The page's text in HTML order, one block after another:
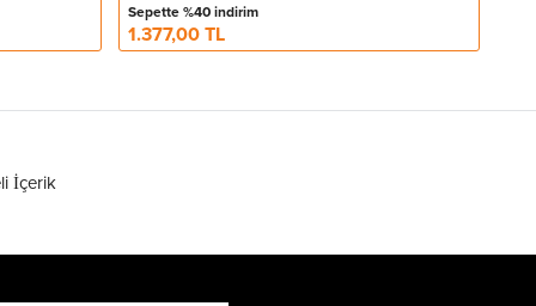
Sepette %40 indirim
1.377,00 TL
İçerik